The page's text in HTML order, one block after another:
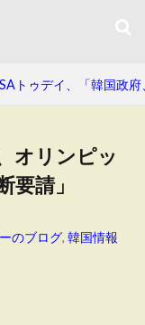
トゥデイ、「韓国政
オリンピッ
要請」
のブログ, 韓国情報